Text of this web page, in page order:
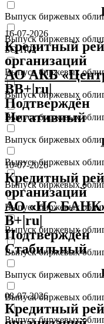
Выпуск биржевых
Выпуск биржевых
БО-П02
Выпуск биржевых
Выпуск биржевых
Выпуск биржевых
Выпуск биржевых
Выпуск биржевых
Выпуск биржевых
Выпуск биржевых
Выпуск биржевых
Выпуск биржевых
Выпуск биржевых
Выпуск биржевых
Выпуск биржевых
16-07-2026
Кредитный
организаций
АО АКБ
BB+|ru|
Подтверждён
Негативный
10-07-2026
Кредитный
организаций
АО «НС
B+|ru|
Подтверждён
Стабильный
08-07-2026
Кредитный